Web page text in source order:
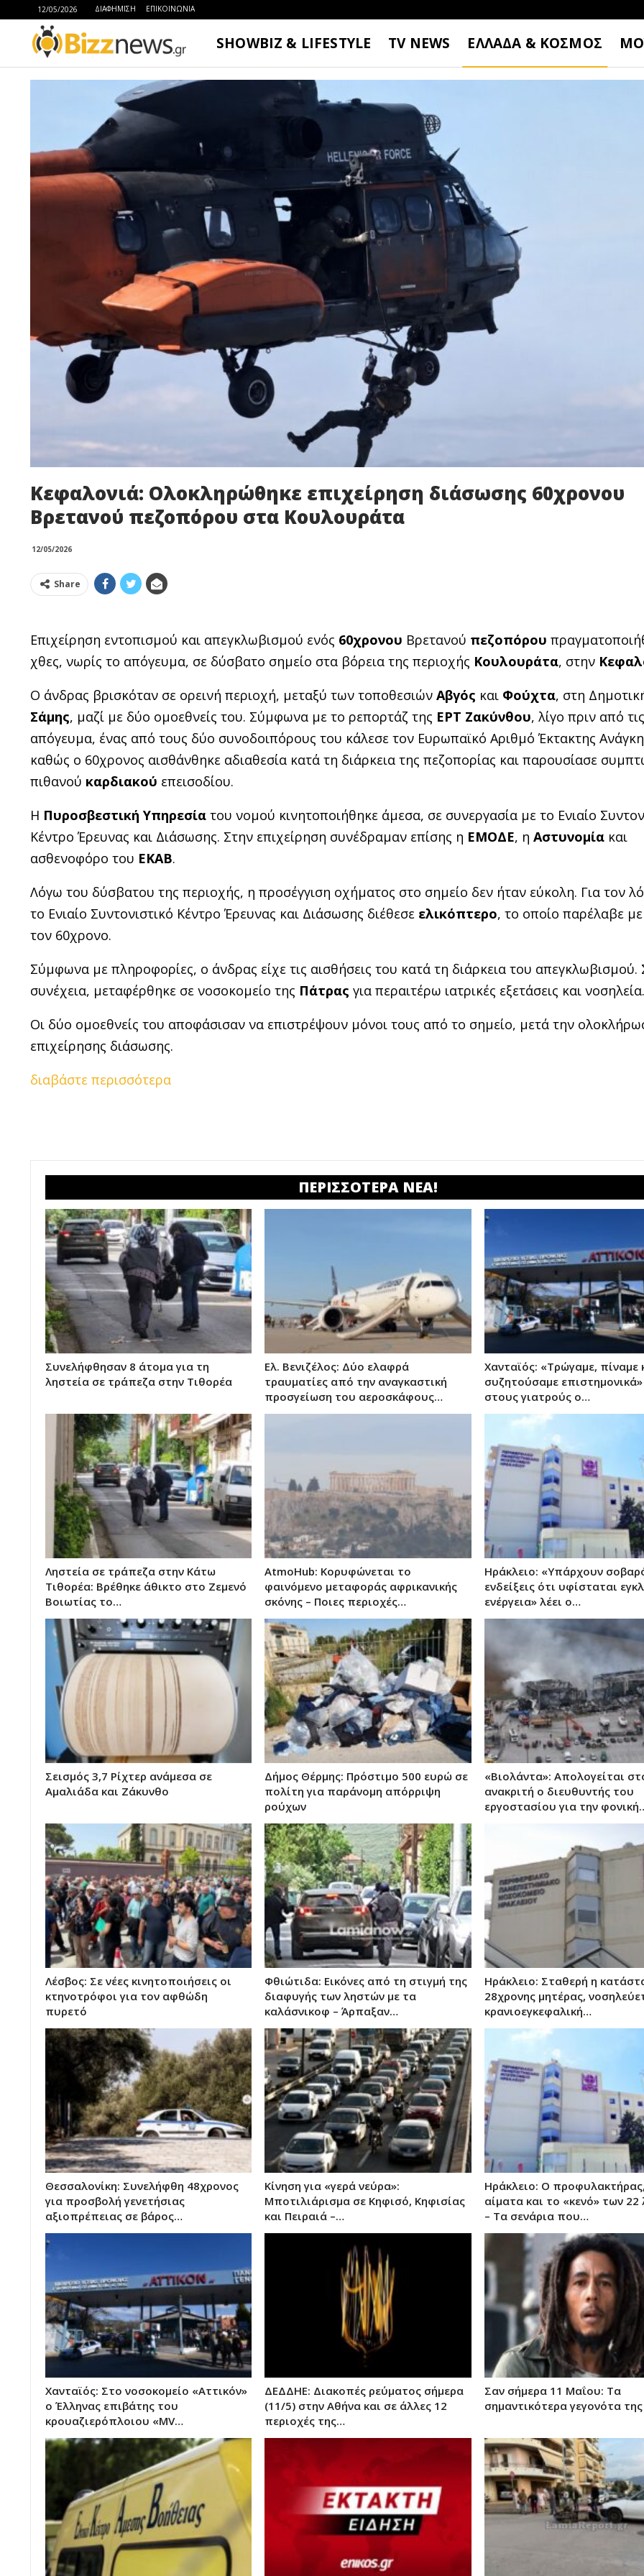
12/05/2026 ΔΙΑΦΗΜΙΣΗ ΕΠΙΚΟΙΝΩΝΙΑ
SHOWBIZ & LIFESTYLE TV NEWS ΕΛΛΑΔΑ & ΚΟΣΜΟΣ
Κεφαλονιά: Ολοκληρώθηκε επιχείρηση διάσωσης 60χρονου
Βρετανού πεζοπόρου στα Κουλουράτα
12/05/2026
Share
Επιχείρηση εντοπισμού και απεγκλωβισμού ενός 60χρονου Βρετανού πεζοπόρου
χθες, νωρίς το απόγευμα, σε δύσβατο σημείο στα βόρεια της περιοχής Κουλουράτα, στην
Ο άνδρας βρισκόταν σε ορεινή περιοχή, μεταξύ των τοποθεσιών Αβγός και Φούχτα, στη
Σάμης, μαζί με δύο ομοεθνείς του. Σύμφωνα με το ρεπορτάζ της ΕΡΤ Ζακύνθου, λίγο πριν από
απόγευμα, ένας από τους δύο συνοδοιπόρους του κάλεσε τον Ευρωπαϊκό Αριθμό Έκτακτης
καθώς ο 60χρονος αισθάνθηκε αδιαθεσία κατά τη διάρκεια της πεζοπορίας και παρουσίασε
πιθανού καρδιακού επεισοδίου.
Η Πυροσβεστική Υπηρεσία του νομού κινητοποιήθηκε άμεσα, σε συνεργασία με το Ενιαίο
Κέντρο Έρευνας και Διάσωσης. Στην επιχείρηση συνέδραμαν επίσης η ΕΜΟΔΕ, η Αστυνομία και
ασθενοφόρο του ΕΚΑΒ.
Λόγω του δύσβατου της περιοχής, η προσέγγιση οχήματος στο σημείο δεν ήταν εύκολη. Για τον
το Ενιαίο Συντονιστικό Κέντρο Έρευνας και Διάσωσης διέθεσε ελικόπτερο, το οποίο παρέλαβε
τον 60χρονο.
Σύμφωνα με πληροφορίες, ο άνδρας είχε τις αισθήσεις του κατά τη διάρκεια του απεγκλωβισμού.
συνέχεια, μεταφέρθηκε σε νοσοκομείο της Πάτρας για περαιτέρω ιατρικές εξετάσεις και νοσηλεία.
Οι δύο ομοεθνείς του αποφάσισαν να επιστρέψουν μόνοι τους από το σημείο, μετά την
επιχείρησης διάσωσης.
διαβάστε περισσότερα
ΠΕΡΙΣΣΟΤΕΡΑ ΝΕΑ!
Συνελήφθησαν 8 άτομα για τη
ληστεία σε τράπεζα στην Τιθορέα
Ελ. Βενιζέλος: Δύο ελαφρά
τραυματίες από την αναγκαστική
προσγείωση του αεροσκάφους…
Χανταϊός: «Τρώγαμε, πίναμε
συζητούσαμε επιστημονικά»
στους γιατρούς ο…
Ληστεία σε τράπεζα στην Κάτω
Τιθορέα: Βρέθηκε άθικτο στο Ζεμενό
Βοιωτίας το…
AtmoHub: Κορυφώνεται το
φαινόμενο μεταφοράς αφρικανικής
σκόνης – Ποιες περιοχές…
Ηράκλειο: «Υπάρχουν
ενδείξεις ότι υφίσταται
ενέργεια» λέει ο…
Σεισμός 3,7 Ρίχτερ ανάμεσα σε
Αμαλιάδα και Ζάκυνθο
Δήμος Θέρμης: Πρόστιμο 500 ευρώ σε
πολίτη για παράνομη απόρριψη
ρούχων
«Βιολάντα»: Απολογείται
ανακριτή ο διευθυντής του
εργοστασίου για την
Λέσβος: Σε νέες κινητοποιήσεις οι
κτηνοτρόφοι για τον αφθώδη
πυρετό
Φθιώτιδα: Εικόνες από τη στιγμή της
διαφυγής των ληστών με τα
καλάσνικοφ – Άρπαξαν…
Ηράκλειο: Σταθερή η
28χρονης μητέρας,
κρανιοεγκεφαλική…
Θεσσαλονίκη: Συνελήφθη 48χρονος
για προσβολή γενετήσιας
αξιοπρέπειας σε βάρος…
Κίνηση για «γερά νεύρα»:
Μποτιλιάρισμα σε Κηφισό, Κηφισίας
και Πειραιά –…
Ηράκλειο: Ο
αίματα και το «κενό» των
– Τα σενάρια που…
Χανταϊός: Στο νοσοκομείο «Αττικόν»
ο Έλληνας επιβάτης του
κρουαζιερόπλοιου «MV…
ΔΕΔΔΗΕ: Διακοπές ρεύματος σήμερα
(11/5) στην Αθήνα και σε άλλες 12
περιοχές της…
Σαν σήμερα 11 Μαΐου: Τα
σημαντικότερα γεγονότα